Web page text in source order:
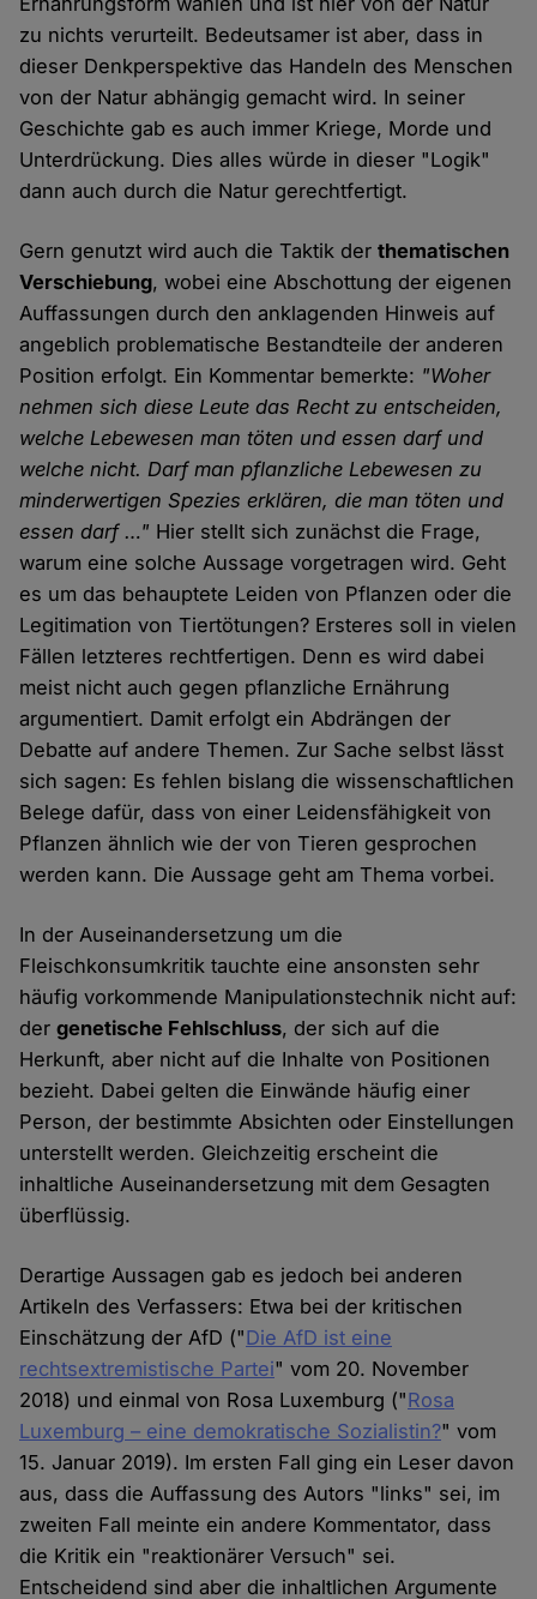
zu nichts verurteilt. Bedeutsamer ist aber, dass in
dieser Denkperspektive das Handeln des Menschen
von der Natur abhängig gemacht wird. In seiner
Geschichte gab es auch immer Kriege, Morde und
Unterdrückung. Dies alles würde in dieser "Logik"
dann auch durch die Natur gerechtfertigt.
Gern genutzt wird auch die Taktik derthematischen
Verschiebung, wobei eine Abschottung der eigenen
Auffassungen durch den anklagenden Hinweis auf
angeblich problematische Bestandteile der anderen
Position erfolgt. Ein Kommentar bemerkte: "Woher
nehmen sich diese Leute das Recht zu entscheiden,
welche Lebewesen man töten und essen darf und
welche nicht. Darf man pflanzliche Lebewesen zu
minderwertigen Spezies erklären, die man töten und
essen darf …" Hier stellt sich zunächst die Frage,
warum eine solche Aussage vorgetragen wird. Geht
es um das behauptete Leiden von Pflanzen oder die
Legitimation von Tiertötungen? Ersteres soll in vielen
Fällen letzteres rechtfertigen. Denn es wird dabei
meist nicht auch gegen pflanzliche Ernährung
argumentiert. Damit erfolgt ein Abdrängen der
Debatte auf andere Themen. Zur Sache selbst lässt
sich sagen: Es fehlen bislang die wissenschaftlichen
Belege dafür, dass von einer Leidensfähigkeit von
Pflanzen ähnlich wie der von Tieren gesprochen
werden kann. Die Aussage geht am Thema vorbei.
In der Auseinandersetzung um die
Fleischkonsumkritik tauchte eine ansonsten sehr
häufig vorkommende Manipulationstechnik nicht auf:
dergenetische Fehlschluss, der sich auf die
Herkunft, aber nicht auf die Inhalte von Positionen
bezieht. Dabei gelten die Einwände häufig einer
Person, der bestimmte Absichten oder Einstellungen
unterstellt werden. Gleichzeitig erscheint die
inhaltliche Auseinandersetzung mit dem Gesagten
überflüssig.
Derartige Aussagen gab es jedoch bei anderen
Artikeln des Verfassers: Etwa bei der kritischen
Einschätzung der AfD ("Die AfD ist eine
rechtsextremistische Partei" vom 20. November
2018) und einmal von Rosa Luxemburg ("Rosa
Luxemburg – eine demokratische Sozialistin?" vom
15. Januar 2019). Im ersten Fall ging ein Leser davon
aus, dass die Auffassung des Autors "links" sei, im
zweiten Fall meinte ein andere Kommentator, dass
die Kritik ein "reaktionärer Versuch" sei.
Entscheidend sind aber die inhaltlichen Argumente